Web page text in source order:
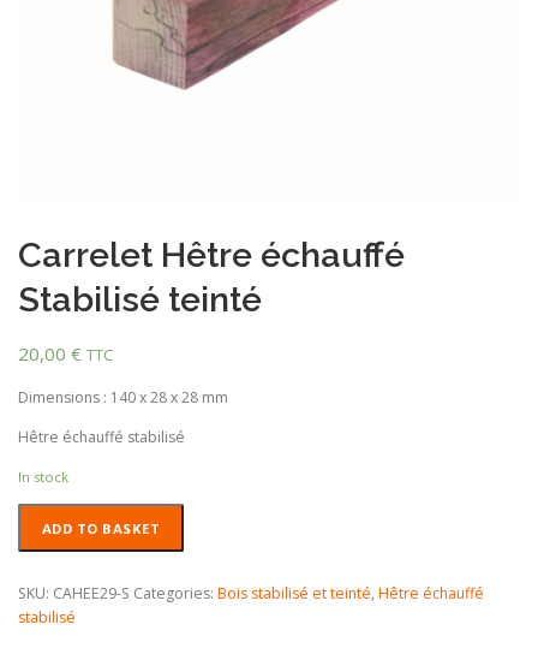
Carrelet Hêtre échauffé
Stabilisé teinté
20,00 € TTC
Dimensions : 140 x 28 x 28 mm
Hêtre échauffé stabilisé
In stock
Hêtre
Stabilisé
teinté
ADD TO BASKET
SKU: CAHEE29-S Categories: Bois stabilisé et teinté, Hêtre échauffé
stabilisé